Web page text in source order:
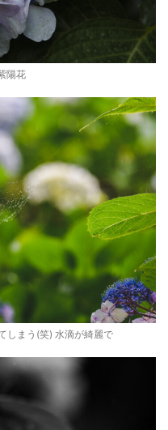
陽花
しまう(笑) 水滴が綺麗で